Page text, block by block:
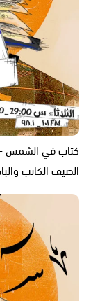
كتاب في الشمس -
الضيف الكاتب والباحث